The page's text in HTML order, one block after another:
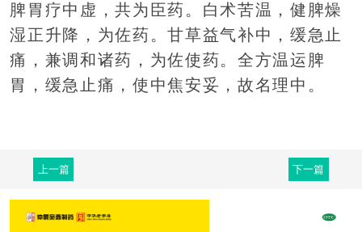
脾胃疗中虚，共为臣药。白术苦温，健脾燥
湿正升降，为佐药。甘草益气补中，缓急止
痛，兼调和诸药，为佐使药。全方温运脾
胃，缓急止痛，使中焦安妥，故名理中。
上一篇 下一篇